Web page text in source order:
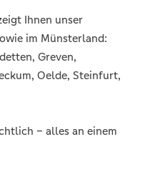
Ihnen unser
im Münsterland:
Greven,
Oelde, Steinfurt,
– alles an einem